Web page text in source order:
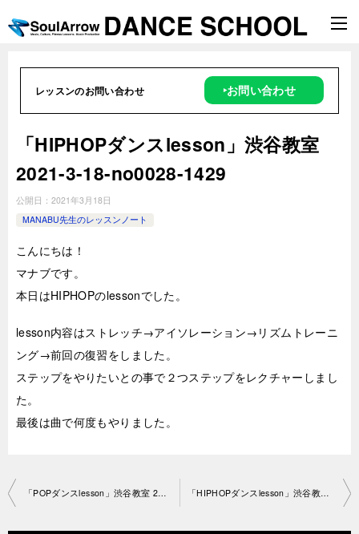
レッスンのお問い合わせ ‣お問い合わせ
「HIPHOPダンスlesson」渋谷教室
2021-3-18-­no0028-1429
公開日： 2021年3月18日
MANABU先生のレッスンノート
こんにちは！
マナブです。
本日はHIPHOPのlessonでした。
lesson内容はストレッチ→アイソレーション→リズムトレーニ
ング→前回の復習をしました。
ステップをやりたいとの事で２つステップをレクチャーしまし
た。
最後は曲で何度もやりました。
投
「POPダンスlesson」渋谷教室 2021-3-12-­no0028-1484 「HIPHOPダンスlesson」渋谷教室 2021-3-18-­no0028-1333